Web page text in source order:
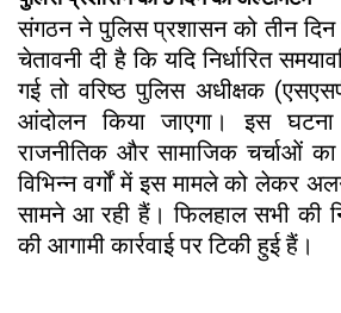
संगठन ने पुलिस प्रशासन को तीन
चेतावनी दी है कि यदि निर्धारित
गई तो वरिष्ठ पुलिस अधीक्षक
आंदोलन किया जाएगा। इस
राजनीतिक और सामाजिक चर्चाओं
विभिन्न वर्गों में इस मामले को लेकर
सामने आ रही हैं। फिलहाल सभी की
की आगामी कार्रवाई पर टिकी हुई हैं।